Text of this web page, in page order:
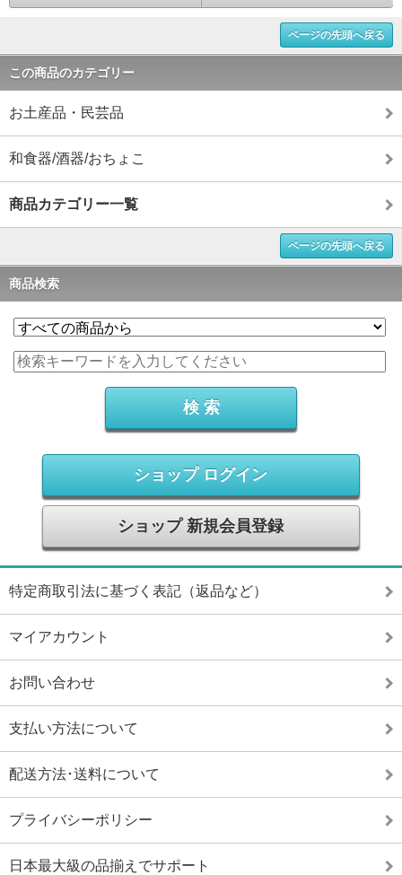
ページの先頭へ戻る
この商品のカテゴリー
お土産品・民芸品
和食器/酒器/おちょこ
商品カテゴリー一覧
ページの先頭へ戻る
商品検索
ショップ ログイン
ショップ 新規会員登録
特定商取引法に基づく表記（返品など）
マイアカウント
お問い合わせ
支払い方法について
配送方法･送料について
プライバシーポリシー
日本最大級の品揃えでサポート